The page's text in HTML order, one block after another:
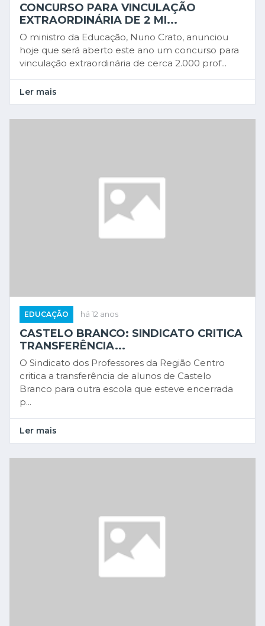
CONCURSO PARA VINCULAÇÃO
EXTRAORDINÁRIA DE 2 MI...
O ministro da Educação, Nuno Crato, anunciou
hoje que será aberto este ano um concurso para
vinculação extraordinária de cerca 2.000 prof...
Ler mais
EDUCAÇÃO há 12 anos
CASTELO BRANCO: SINDICATO CRITICA
TRANSFERÊNCIA...
O Sindicato dos Professores da Região Centro
critica a transferência de alunos de Castelo
Branco para outra escola que esteve encerrada
p...
Ler mais